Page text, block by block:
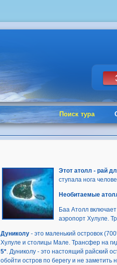
Поиск тура
Этот атолл - рай
ступала нога
Необитаемые
Баа Атолл
аэропорт Хулуле.
Дуниколу - это маленький островок
Хулуле и столицы Мале. Трансфер на
5*. Дуниколу - это настоящий райский
обойти остров по берегу и не